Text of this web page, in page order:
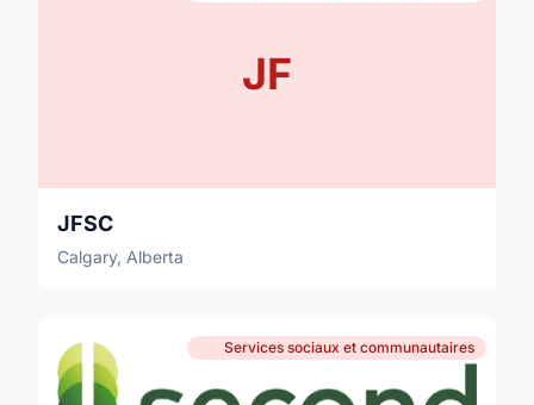
JF
JFSC
Calgary, Alberta
Services sociaux et communautaires